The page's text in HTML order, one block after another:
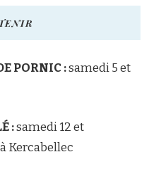
PORNIC :samedi 5 et
:samedi 12 et
Kercabellec